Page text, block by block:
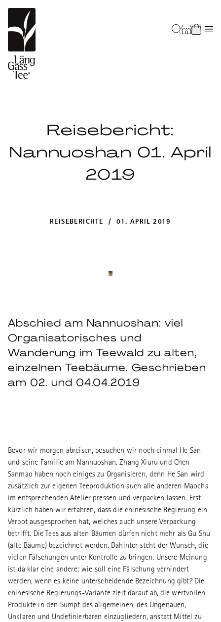
Reisebericht:
Nannuoshan 01. April
2019
REISEBERICHTE / 01. APRIL 2019
Abschied am Nannuoshan: viel
Organisatorisches und
Wanderung im Teewald zu alten,
einzelnen Teebäume. Geschrieben
am 02. und 04.04.2019
Bevor wir morgen abreisen, besuchen wir noch einmal He San
und seine Familie am Nannuoshan. Zhang Xiuru und Chen
Sanmao haben noch einiges zu Organisieren, denn He San wird
zusätzlich zur eigenen Teeproduktion auch alle anderen Maocha
im entsprechenden Atelier pressen und verpacken lassen. Erst
kürzlich haben wir erfahren, dass die chinesische Regierung ein
Verbot ausgesprochen hat, welches auch unsere Verpackung
betrifft. Die Tees aus alten Bäumen dürfen nicht mehr als Gu Shu
(alte Bäume) bezeichnet werden. Dahinter steht der Wunsch, die
vielen Fälschungen unter Kontrolle zu bringen. Unsere Meinung
ist da klar eine andere: wie soll eine Fälschung verhindert
werden, wenn es keine unterscheidende Bezeichnung gibt? Die
chinesische Regierungs-Variante zielt darauf ab, die wertvollen
Produkte in den Sumpf des allgemeinen, des Ungenauen,
Unklaren und Undefinierbaren einzugliedern, anstatt Mittel zu